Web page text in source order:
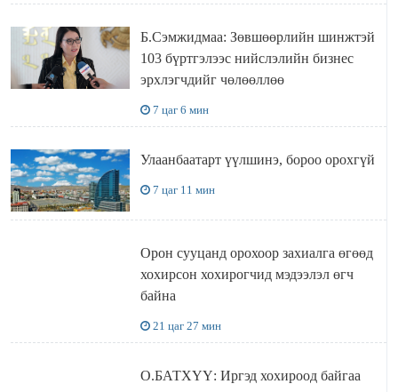
Б.Сэмжидмаа: Зөвшөөрлийн шинжтэй
103 бүртгэлээс нийслэлийн бизнес
эрхлэгчдийг чөлөөллөө
7 цаг 6 мин
Улаанбаатарт үүлшинэ, бороо орохгүй
7 цаг 11 мин
Орон сууцанд орохоор захиалга өгөөд
хохирсон хохирогчид мэдээлэл өгч
байна
21 цаг 27 мин
О.БАТХҮҮ: Иргэд хохироод байгаа